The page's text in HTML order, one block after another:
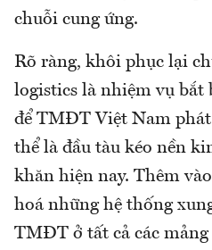
chuỗi cung ứng.
Rõ ràng, khôi phục lại
logistics là nhiệm vụ bắt
để TMĐT Việt Nam
thể là đầu tàu kéo nền
khăn hiện nay. Thêm
hoá những hệ thống
TMĐT ở tất cả các